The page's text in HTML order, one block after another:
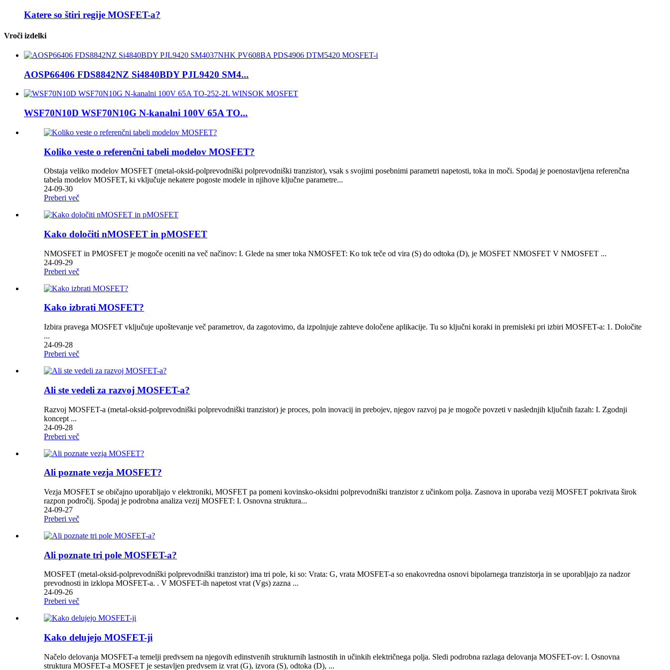
Katere so štiri regije MOSFET-a?
Vroči izdelki
AOSP66406 FDS8842NZ Si4840BDY PJL9420 SM4...
WSF70N10D WSF70N10G N-kanalni 100V 65A TO...
Koliko veste o referenčni tabeli modelov MOSFET?
Obstaja veliko modelov MOSFET (metal-oksid-polprevodniški polprevodniški tranzistor), vsak s svojimi posebnimi parametri napetosti, toka in moči. Spodaj je poenostavljena referenčna
tabela modelov MOSFET, ki vključuje nekatere pogoste modele in njihove ključne parametre...
24-09-30
Preberi več
Kako določiti nMOSFET in pMOSFET
NMOSFET in PMOSFET je mogoče oceniti na več načinov: I. Glede na smer toka NMOSFET: Ko tok teče od vira (S) do odtoka (D), je MOSFET NMOSFET V NMOSFET ...
24-09-29
Preberi več
Kako izbrati MOSFET?
Izbira pravega MOSFET vključuje upoštevanje več parametrov, da zagotovimo, da izpolnjuje zahteve določene aplikacije. Tu so ključni koraki in premisleki pri izbiri MOSFET-a: 1. Določite
...
24-09-28
Preberi več
Ali ste vedeli za razvoj MOSFET-a?
Razvoj MOSFET-a (metal-oksid-polprevodniški polprevodniški tranzistor) je proces, poln inovacij in prebojev, njegov razvoj pa je mogoče povzeti v naslednjih ključnih fazah: I. Zgodnji
koncept ...
24-09-28
Preberi več
Ali poznate vezja MOSFET?
Vezja MOSFET se običajno uporabljajo v elektroniki, MOSFET pa pomeni kovinsko-oksidni polprevodniški tranzistor z učinkom polja. Zasnova in uporaba vezij MOSFET pokrivata širok
razpon področij. Spodaj je podrobna analiza vezij MOSFET: I. Osnovna struktura...
24-09-27
Preberi več
Ali poznate tri pole MOSFET-a?
MOSFET (metal-oksid-polprevodniški polprevodniški tranzistor) ima tri pole, ki so: Vrata: G, vrata MOSFET-a so enakovredna osnovi bipolarnega tranzistorja in se uporabljajo za nadzor
prevodnosti in izklopa MOSFET-a. . V MOSFET-ih napetost vrat (Vgs) zazna ...
24-09-26
Preberi več
Kako delujejo MOSFET-ji
Načelo delovanja MOSFET-a temelji predvsem na njegovih edinstvenih strukturnih lastnostih in učinkih električnega polja. Sledi podrobna razlaga delovanja MOSFET-ov: I. Osnovna
struktura MOSFET-a MOSFET je sestavljen predvsem iz vrat (G), izvora (S), odtoka (D), ...